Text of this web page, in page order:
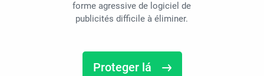
forme agressive de logiciel de
publicités difficile à éliminer.
Proteger lá